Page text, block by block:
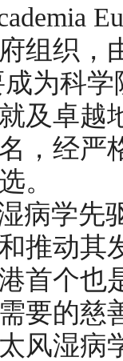
组织，
为科
及卓越
，经严
。
病学先
推动其
首个也
要的慈
风湿